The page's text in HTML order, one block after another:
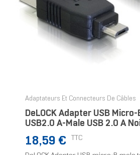
Adaptateurs Et Connecteurs De Câbles
DeLOCK Adapter USB Micro-
USB2.0 A-Male USB 2.0 A
Prix
18,59 € TTC